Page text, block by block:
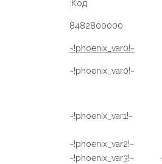
Код:
8482800000
~!phoenix_var0!~
~!phoenix_var0!~
~!phoenix_var1!~
~!phoenix_var2!~